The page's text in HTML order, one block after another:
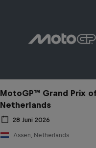
MotoGP™ Grand Prix
Netherlands
28 Juni 2026
Assen, Netherlands